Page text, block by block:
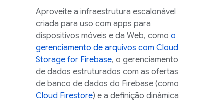
Aproveite a infraestrutura escalonável
criada para uso com apps para
dispositivos móveis e da Web, como o
gerenciamento de arquivos com Cloud
Storage for Firebase, o gerenciamento
de dados estruturados com as ofertas
de banco de dados do Firebase (como
Cloud Firestore) e a definição dinâmica